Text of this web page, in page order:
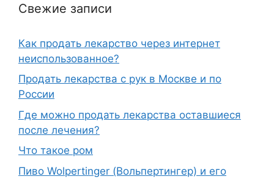
Свежие записи
Как продать лекарство через интернет
неиспользованное?
Продать лекарства с рук в Москве и по
России
Где можно продать лекарства оставшиеся
после лечения?
Что такое ром
Пиво Wolpertinger (Вольпертингер) и его